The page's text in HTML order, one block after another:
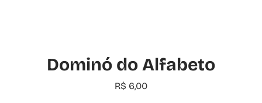
Dominó do Alfabeto
R$ 6,00